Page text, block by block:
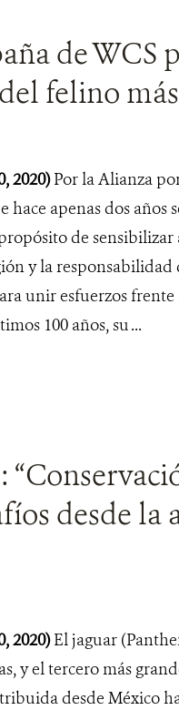
de WCS
felino
2020)Por la Alianza
hace apenas dos
de sensibilizar
y la responsabilidad
unir esfuerzos
100 años, su ...
desde la
2020)El jaguar
y el tercero más
desde México